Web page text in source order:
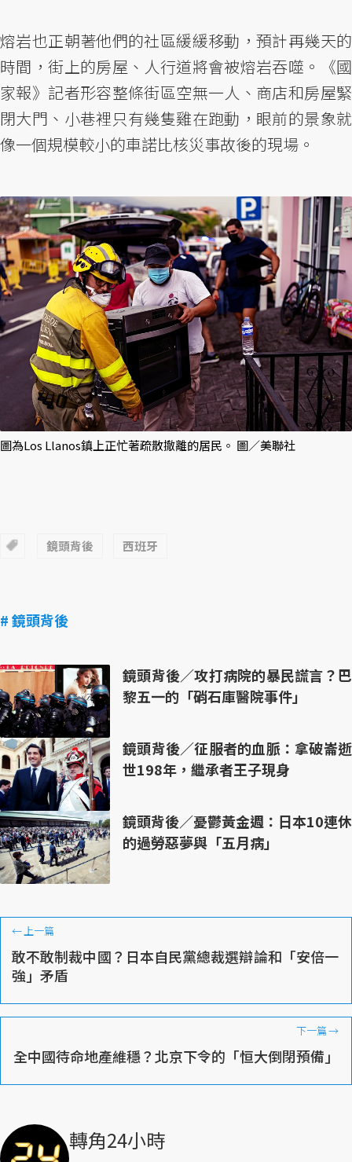
熔岩也正朝著他們的社區緩緩移動，預計再幾天的
時間，街上的房屋、人行道將會被熔岩吞噬。《國
家報》記者形容整條街區空無一人、商店和房屋緊
閉大門、小巷裡只有幾隻雞在跑動，眼前的景象就
像一個規模較小的車諾比核災事故後的現場。
圖為Los Llanos鎮上正忙著疏散撤離的居民。 圖／美聯社
鏡頭背後 西班牙
# 鏡頭背後
鏡頭背後／攻打病院的暴民謊言？巴
黎五一的「硝石庫醫院事件」
鏡頭背後／征服者的血脈：拿破崙逝
世198年，繼承者王子現身
鏡頭背後／憂鬱黃金週：日本10連休
的過勞惡夢與「五月病」
←上一篇
敢不敢制裁中國？日本自民黨總裁選辯論和「安倍一
強」矛盾
下一篇→
全中國待命地產維穩？北京下令的「恒大倒閉預備」
轉角24小時